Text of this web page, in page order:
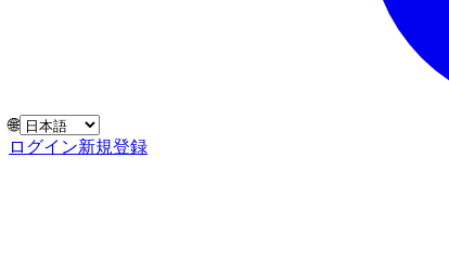
🌐
ログイン新規登録